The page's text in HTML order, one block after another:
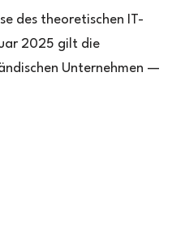
des theoretischen IT-
2025 gilt die
Unternehmen —